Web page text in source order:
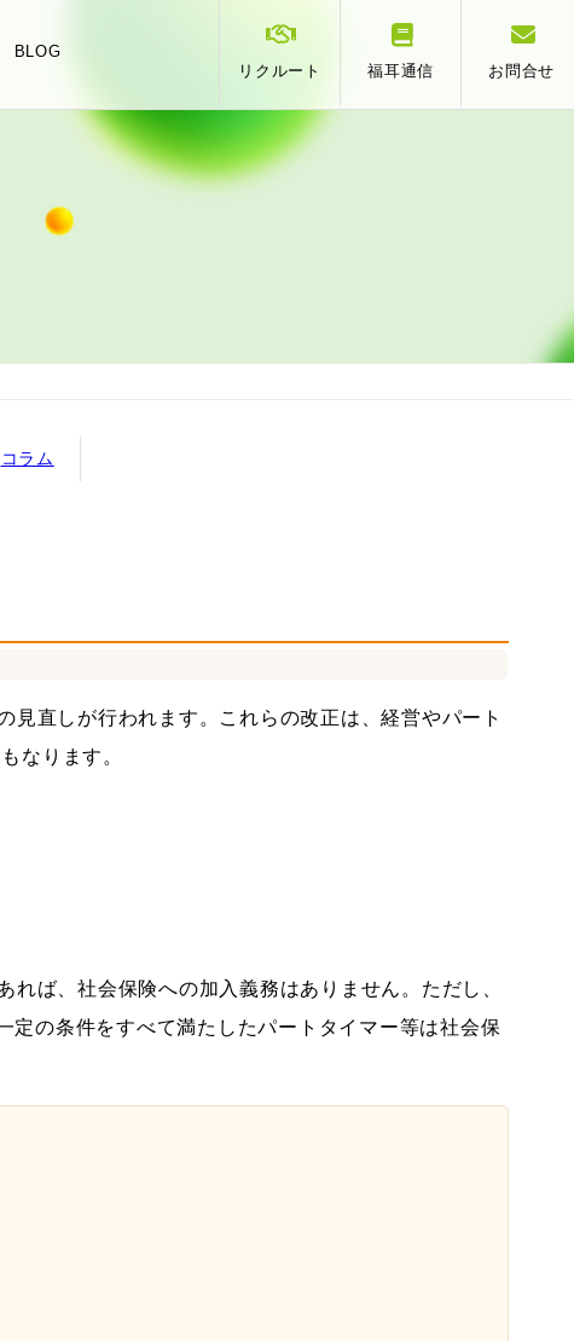
提
BLOG
リクルート
福耳通信 お問合せ
コラム
直しが行われます。これらの改正は、経営やパート
なります。
ば、社会保険への加入義務はありません。ただし、
の条件をすべて満たしたパートタイマー等は社会保